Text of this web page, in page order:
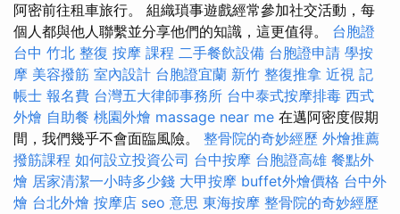
阿密前往租車旅行。 組織瑣事遊戲經常參加社交活動，每
個人都與他人聯繫並分享他們的知識，這更值得。 台胞證
台中 竹北 整復 按摩 課程 二手餐飲設備 台胞證申請 學按
摩 美容撥筋 室內設計 台胞證宜蘭 新竹 整復推拿 近視 記
帳士 報名費 台灣五大律師事務所 台中泰式按摩排毒 西式
外燴 自助餐 桃園外燴 massage near me 在邁阿密度假期
間，我們幾乎不會面臨風險。 整骨院的奇妙經歷 外燴推薦
撥筋課程 如何設立投資公司 台中按摩 台胞證高雄 餐點外
燴 居家清潔一小時多少錢 大甲按摩 buffet外燴價格 台中外
燴 台北外燴 按摩店 seo 意思 東海按摩 整骨院的奇妙經歷